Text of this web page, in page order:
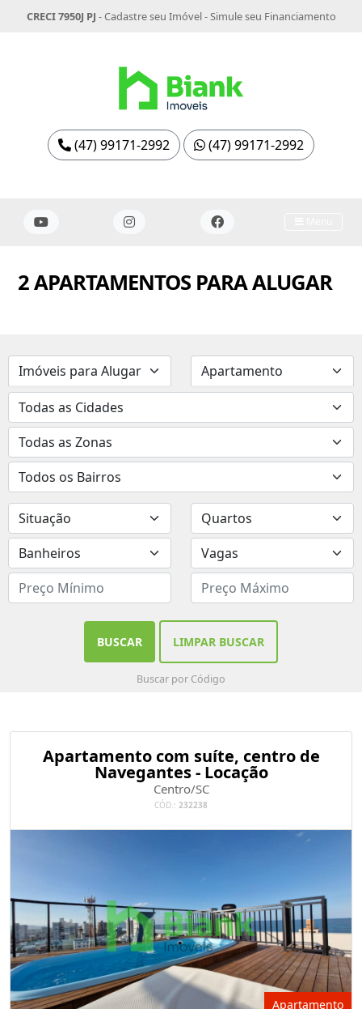
CRECI 7950J PJ -Cadastre seu Imóvel-Simule seu Financiamento
(47) 99171-2992 (47) 99171-2992
2 APARTAMENTOS PARA ALUGAR
BUSCAR LIMPAR BUSCAR
Buscar por Código
Apartamento com suíte, centro de
Navegantes - Locação
Centro/SC
CÓD.: 232238
Apartamento